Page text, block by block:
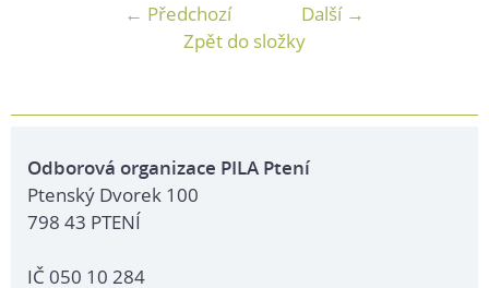
← Předchozí
Další →
Zpět do složky
Odborová organizace PILA Ptení
Ptenský Dvorek 100
798 43 PTENÍ
IČ 050 10 284